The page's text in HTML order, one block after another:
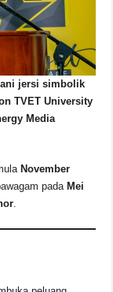
jersi simbolik
TVET University
Media
November
pada Mei
.